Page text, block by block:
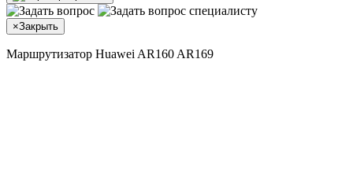
×Закрыть
Маршрутизатор Huawei AR160 AR169